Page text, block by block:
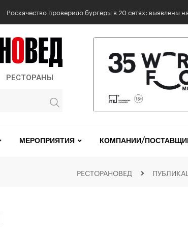
Роскачество проверило бургеры в 20 сетях: выявлены
РЕСТОРАНЫ
МЕРОПРИЯТИЯ КОМПАНИИ/
РЕСТОРАНОВЕД